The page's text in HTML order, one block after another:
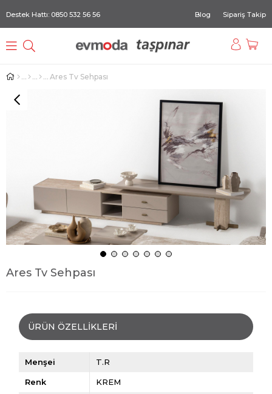
Destek Hattı: 0850 532 56 56 Blog Sipariş Takip
Ares Tv Sehpası
Ares Tv Sehpası
ÜRÜN ÖZELLIKLERI
Menşei T.R
Renk KREM